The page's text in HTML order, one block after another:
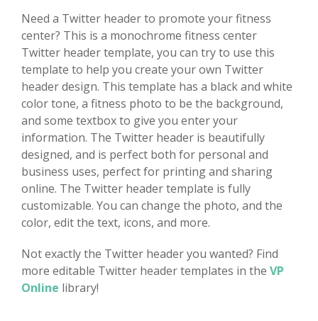
Need a Twitter header to promote your fitness
center? This is a monochrome fitness center
Twitter header template, you can try to use this
template to help you create your own Twitter
header design. This template has a black and white
color tone, a fitness photo to be the background,
and some textbox to give you enter your
information. The Twitter header is beautifully
designed, and is perfect both for personal and
business uses, perfect for printing and sharing
online. The Twitter header template is fully
customizable. You can change the photo, and the
color, edit the text, icons, and more.
Not exactly the Twitter header you wanted? Find
more editable Twitter header templates in the VP
Online library!